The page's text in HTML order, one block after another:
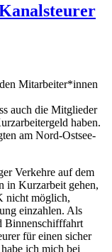
Mitarbeiter*innen
auch die Mitglieder
haben.
am Nord-Ostsee-
Verkehre auf dem
in Kurzarbeit gehen,
nicht möglich,
einzahlen. Als
Binnenschifffahrt
für einen sicher
ich mich bei